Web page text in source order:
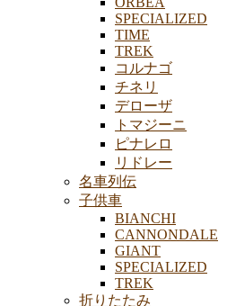
SPECIALIZED
TIME
TREK
コルナゴ
チネリ
デローザ
トマジーニ
ピナレロ
リドレー
名車列伝
子供車
BIANCHI
CANNONDALE
GIANT
SPECIALIZED
TREK
折りたたみ